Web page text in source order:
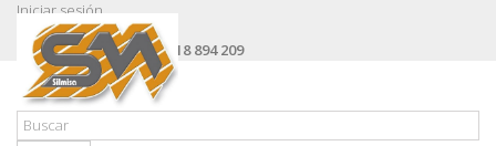
Iniciar sesión
Contacte con nosotros
Llámanos ahora:+34 618 894 209